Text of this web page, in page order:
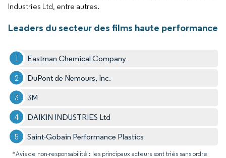
Industries Ltd, entre autres.
Leaders du secteur des films haute performance
Eastman Chemical Company
DuPont de Nemours, Inc.
3M
DAIKIN INDUSTRIES Ltd
Saint-Gobain Performance Plastics
*Avis de non-responsabilité : les principaux acteurs sont triés sans ordre